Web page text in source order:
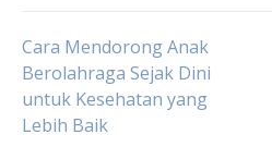
Post
navigation
Cara Mendorong Anak
Berolahraga Sejak Dini
untuk Kesehatan yang
Lebih Baik